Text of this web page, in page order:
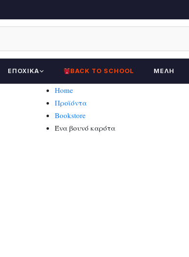
ΕΠΟΧΙΚΆ BACK TO SCHOOL ΜΈΛΗ
Home
Προϊόντα
Bookstore
Ένα βουνό καρότα